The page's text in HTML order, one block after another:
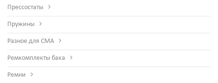
Прессостаты
Пружины
Разное для СМА
Ремкомплекты бака
Ремни